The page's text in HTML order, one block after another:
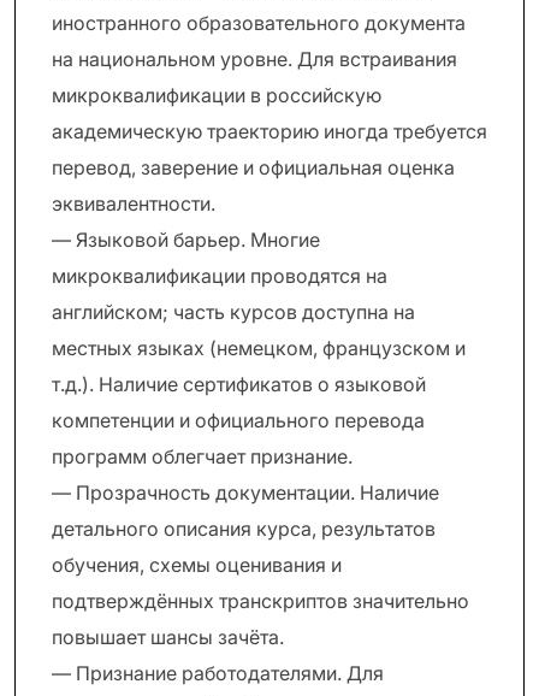
иностранного образовательного документа
на национальном уровне. Для встраивания
микроквалификации в российскую
академическую траекторию иногда требуется
перевод, заверение и официальная оценка
эквивалентности.
— Языковой барьер. Многие
микроквалификации проводятся на
английском; часть курсов доступна на
местных языках (немецком, французском и
т.д.). Наличие сертификатов о языковой
компетенции и официального перевода
программ облегчает признание.
— Прозрачность документации. Наличие
детального описания курса, результатов
обучения, схемы оценивания и
подтверждённых транскриптов значительно
повышает шансы зачёта.
— Признание работодателями. Для